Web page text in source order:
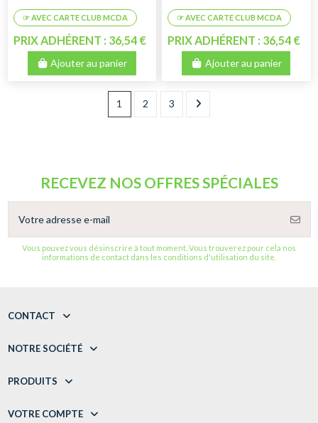
PRIX ADHÉRENT : 36,54 €
Ajouter au panier
PRIX ADHÉRENT : 36,54 €
Ajouter au panier
1 2 3
RECEVEZ NOS OFFRES SPÉCIALES
Vous pouvez vous désinscrire à tout moment. Vous trouverez pour cela nos
informations de contact dans les conditions d'utilisation du site.
CONTACT
NOTRE SOCIÉTÉ
PRODUITS
VOTRE COMPTE